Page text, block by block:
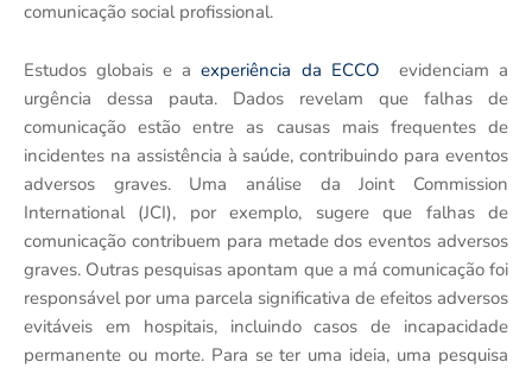
comunicação social profissional.
Estudos globais e aexperiência da ECCO
evidenciam a
urgência dessa pauta. Dados revelam que falhas de
comunicação estão entre as causas mais frequentes de
incidentes na assistência à saúde, contribuindo para eventos
adversos graves. Uma análise da Joint Commission
International (JCI), por exemplo, sugere que falhas de
comunicação contribuem para metade dos eventos adversos
graves. Outras pesquisas apontam que a má comunicação foi
responsável por uma parcela significativa de efeitos adversos
evitáveis em hospitais, incluindo casos de incapacidade
permanente ou morte. Para se ter uma ideia, uma pesquisa